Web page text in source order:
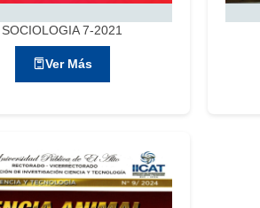
SOCIOLOGIA 7-2021
Ver Más